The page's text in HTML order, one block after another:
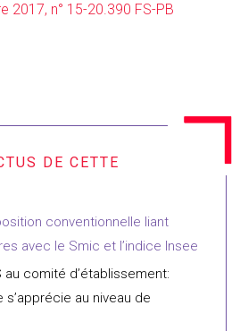
2017, n° 15-20.390 FS-PB
conventionnelle liant
avec le Smic et l’indice Insee
au comité d’établissement:
s’apprécie au niveau de